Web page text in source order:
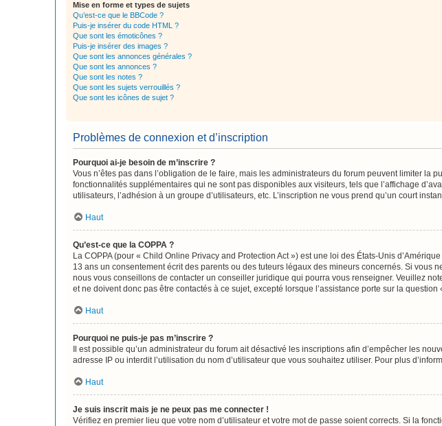
Mise en forme et types de sujets
Qu’est-ce que le BBCode ?
Puis-je insérer du code HTML ?
Que sont les émoticônes ?
Puis-je insérer des images ?
Que sont les annonces générales ?
Que sont les annonces ?
Que sont les notes ?
Que sont les sujets verrouillés ?
Que sont les icônes de sujet ?
Problèmes de connexion et d’inscription
Pourquoi ai-je besoin de m’inscrire ?
Vous n’êtes pas dans l’obligation de le faire, mais les administrateurs du forum peuvent limiter
fonctionnalités supplémentaires qui ne sont pas disponibles aux visiteurs, tels que l’affichage
utilisateurs, l’adhésion à un groupe d’utilisateurs, etc. L’inscription ne vous prend qu’un court
Haut
Qu’est-ce que la COPPA ?
La COPPA (pour « Child Online Privacy and Protection Act ») est une loi des États-Unis
13 ans un consentement écrit des parents ou des tuteurs légaux des mineurs concernés. Si vous
nous vous conseillons de contacter un conseiller juridique qui pourra vous renseigner. Veuillez
et ne doivent donc pas être contactés à ce sujet, excepté lorsque l’assistance porte sur la
Haut
Pourquoi ne puis-je pas m’inscrire ?
Il est possible qu’un administrateur du forum ait désactivé les inscriptions afin d’empêcher les
adresse IP ou interdit l’utilisation du nom d’utilisateur que vous souhaitez utiliser. Pour plus
Haut
Je suis inscrit mais je ne peux pas me connecter !
Vérifiez en premier lieu que votre nom d’utilisateur et votre mot de passe soient corrects. Si la